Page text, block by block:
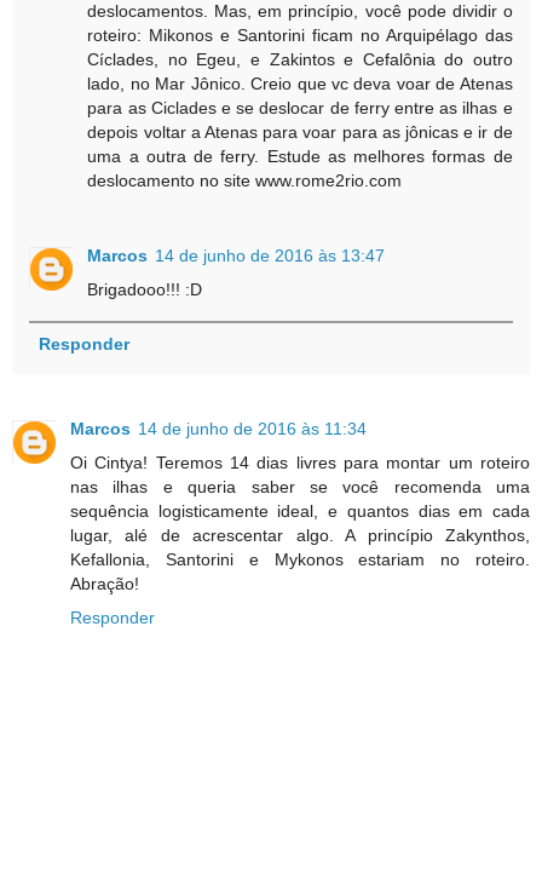
deslocamentos. Mas, em princípio, você pode dividir o
roteiro: Mikonos e Santorini ficam no Arquipélago das
Cíclades, no Egeu, e Zakintos e Cefalônia do outro
lado, no Mar Jônico. Creio que vc deva voar de Atenas
para as Ciclades e se deslocar de ferry entre as ilhas e
depois voltar a Atenas para voar para as jônicas e ir de
uma a outra de ferry. Estude as melhores formas de
deslocamento no site www.rome2rio.com
Marcos 14 de junho de 2016 às 13:47
Brigadooo!!! :D
Responder
Marcos 14 de junho de 2016 às 11:34
Oi Cintya! Teremos 14 dias livres para montar um roteiro
nas ilhas e queria saber se você recomenda uma
sequência logisticamente ideal, e quantos dias em cada
lugar, alé de acrescentar algo. A princípio Zakynthos,
Kefallonia, Santorini e Mykonos estariam no roteiro.
Abração!
Responder